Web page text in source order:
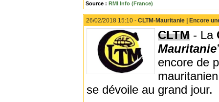
Source : RMI Info (France)
26/02/2018 15:10 - CLTM-Mauritanie | Encore
CLTM - La
Mauritanie
encore de
se dévoile au grand jour.